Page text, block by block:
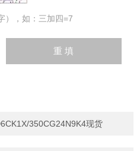
），如：三加四=7
350CG24N9K4现货